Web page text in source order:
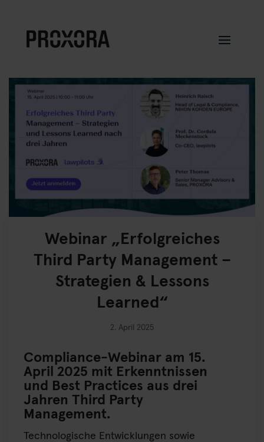
Webinar „Erfolgreiches
Third Party Management –
Strategien & Lessons
Learned“
2. April 2025
Compliance-Webinar am 15.
April 2025 mit Erkenntnissen
und Best Practices aus drei
Jahren Third Party
Management.
Technologische Entwicklungen sowie